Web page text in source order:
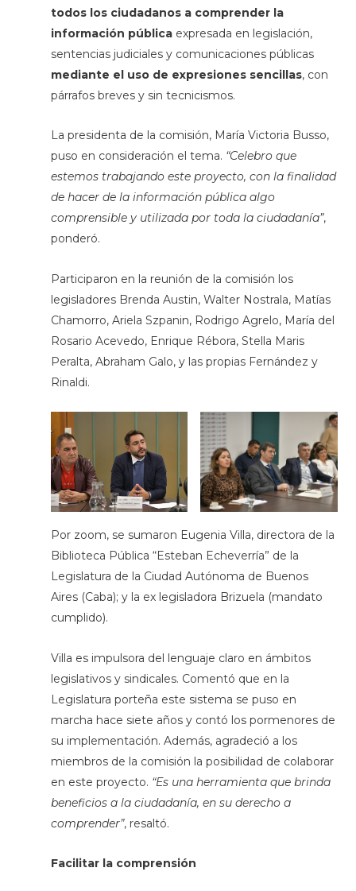
todos los ciudadanos a comprender la
información públicaexpresada en legislación,
sentencias judiciales y comunicaciones públicas
mediante el uso de expresiones sencillas, con
párrafos breves y sin tecnicismos.
La presidenta de la comisión, María Victoria Busso,
puso en consideración el tema. “Celebro que
estemos trabajando este proyecto, con la finalidad
de hacer de la información pública algo
comprensible y utilizada por toda la ciudadanía”,
ponderó.
Participaron en la reunión de la comisión los
legisladores Brenda Austin, Walter Nostrala, Matías
Chamorro, Ariela Szpanin, Rodrigo Agrelo, María del
Rosario Acevedo, Enrique Rébora, Stella Maris
Peralta, Abraham Galo, y las propias Fernández y
Rinaldi.
Por zoom, se sumaron Eugenia Villa, directora de la
Biblioteca Pública “Esteban Echeverría” de la
Legislatura de la Ciudad Autónoma de Buenos
Aires (Caba); y la ex legisladora Brizuela (mandato
cumplido).
Villa es impulsora del lenguaje claro en ámbitos
legislativos y sindicales. Comentó que en la
Legislatura porteña este sistema se puso en
marcha hace siete años y contó los pormenores de
su implementación. Además, agradeció a los
miembros de la comisión la posibilidad de colaborar
en este proyecto. “Es una herramienta que brinda
beneficios a la ciudadanía, en su derecho a
comprender”, resaltó.
Facilitar la comprensión